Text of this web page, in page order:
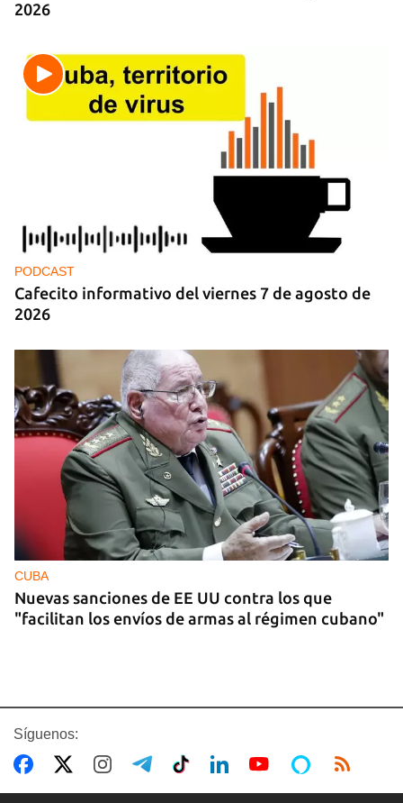
2026
PODCAST
Cafecito informativo del viernes 7 de agosto de
2026
CUBA
Nuevas sanciones de EE UU contra los que
"facilitan los envíos de armas al régimen cubano"
Síguenos: